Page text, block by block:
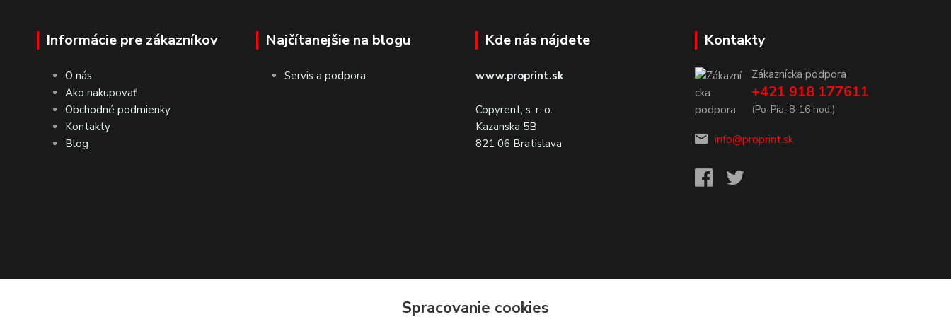
Informácie pre zákazníkov
O nás
Ako nakupovať
Obchodné podmienky
Kontakty
Blog
Najčítanejšie na blogu
Servis a podpora
Kde nás nájdete
www.proprint.sk
Copyrent, s. r. o.
Kazanska 5B
821 06 Bratislava
Kontakty
Zákaznícka podpora
+421 918 177611
(Po-Pia, 8-16 hod.)
info@proprint.sk
Spracovanie cookies